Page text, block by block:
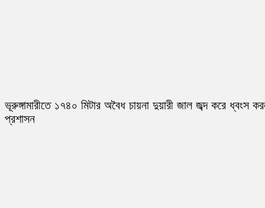
ভূরুঙ্গামারীতে ১৭৪০ মিটার অবৈধ চায়না দুয়ারী জাল জব্দ করে ধ্বংস
প্রশাসন